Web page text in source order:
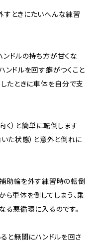
ときにたいへんな練習
ドルの持ち方が甘くな
ンドルを回す癖がつくこと
たときに車体を自分で支
く）と簡単に転倒します
た状態）と意外と倒れに
助輪を外す練習時の転倒
ら車体を倒してしまう、乗
る悪循環に入るのです。
と無闇にハンドルを回さ